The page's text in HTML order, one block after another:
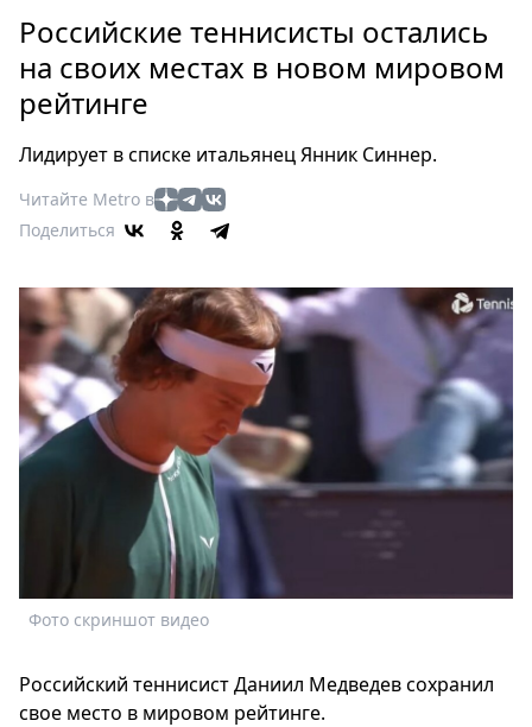
Россия
Мир
Здоровье
Туризм
Мода
Театр
Афиша
Книги
Выставки
Пресс-
релизы
О
Metro
Стримы
Спецпроекты
Звезды
Выборы
Скачай
Российские теннисисты остались
на своих местах в новом мировом
рейтинге
Лидирует в списке итальянец Янник Синнер.
Читайте Metro в
Поделиться
Фото скриншот видео
Российский теннисист Даниил Медведев сохранил
свое место в мировом рейтинге.